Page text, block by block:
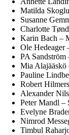
Matilda
Susanne
Charlotte
Karin Bach –
Ole
PA
Mia Alajääskö
Pauline
Robert
Alexander
Peter Mandl –
Evelyne
Nimrod
Timbul